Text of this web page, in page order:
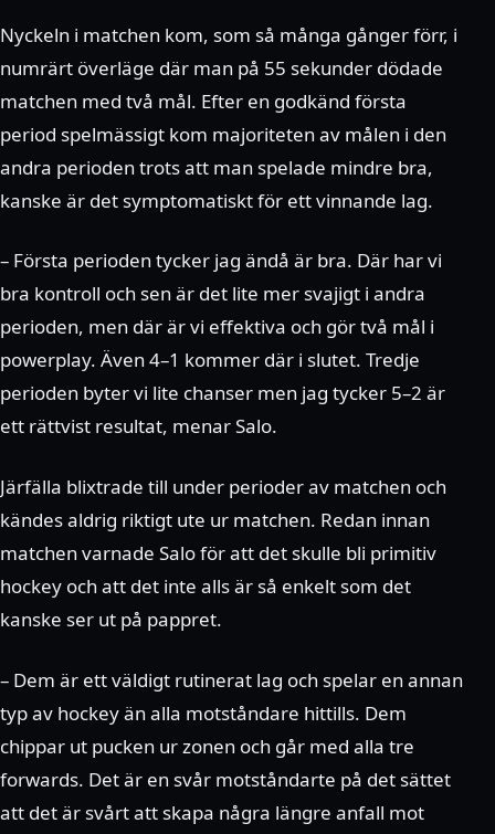
Nyckeln i matchen kom, som så många gånger förr, i
numrärt överläge där man på 55 sekunder dödade
matchen med två mål. Efter en godkänd första
period spelmässigt kom majoriteten av målen i den
andra perioden trots att man spelade mindre bra,
kanske är det symptomatiskt för ett vinnande lag.
– Första perioden tycker jag ändå är bra. Där har vi
bra kontroll och sen är det lite mer svajigt i andra
perioden, men där är vi effektiva och gör två mål i
powerplay. Även 4–1 kommer där i slutet. Tredje
perioden byter vi lite chanser men jag tycker 5–2 är
ett rättvist resultat, menar Salo.
Järfälla blixtrade till under perioder av matchen och
kändes aldrig riktigt ute ur matchen. Redan innan
matchen varnade Salo för att det skulle bli primitiv
hockey och att det inte alls är så enkelt som det
kanske ser ut på pappret.
– Dem är ett väldigt rutinerat lag och spelar en annan
typ av hockey än alla motståndare hittills. Dem
chippar ut pucken ur zonen och går med alla tre
forwards. Det är en svår motståndarte på det sättet
att det är svårt att skapa några längre anfall mot